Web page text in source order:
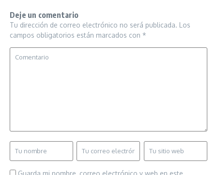
Deje un comentario
Tu dirección de correo electrónico no será publicada. Los
campos obligatorios están marcados con *